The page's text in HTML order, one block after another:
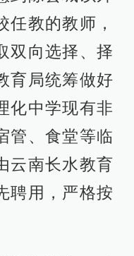
任教的教师，
双向选择、择
育局统筹做好
化中学现有非
管、食堂等临
云南长水教育
聘用，严格按